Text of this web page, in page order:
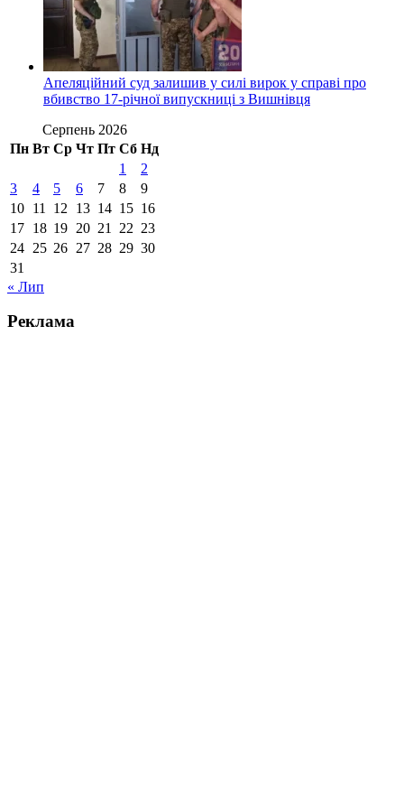
Апеляційний суд залишив у силі вирок у справі про
вбивство 17-річної випускниці з Вишнівця
Серпень 2026
Пн Вт Ср Чт Пт Сб Нд
1
2
3
4 5 6 7 8
9
10 11 12 13 14 15 16
17 18 19 20 21 22 23
24 25 26 27 28 29 30
31
« Лип
Реклама